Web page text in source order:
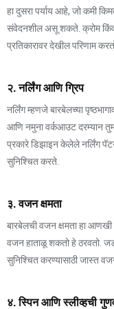
हा दुसरा पर्याय आहे, जो कमी
संवेदनशील असू शकते. क्रोम
प्रतिकारावर देखील परिणाम
२. नर्लिंग आणि ग्रिप
नर्लिंग म्हणजे बारबेलच्या
आणि नमुना वर्कआउट दरम्यान
प्रकारे डिझाइन केलेले नर्लिंग
सुनिश्चित करते.
३. वजन क्षमता
बारबेलची वजन क्षमता हा आणखी
वजन हाताळू शकतो हे ठरवतो. जड
सुनिश्चित करण्यासाठी जास्त
४. स्पिन आणि स्लीव्हची